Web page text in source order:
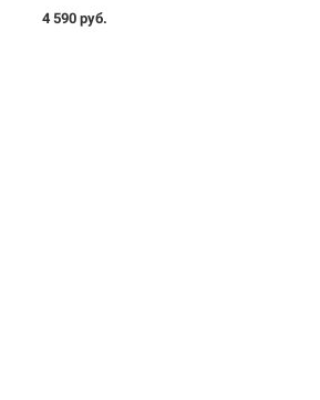
4 590 руб.